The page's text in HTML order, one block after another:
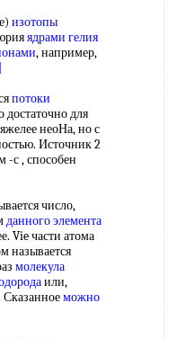
изотопы
ядрами гелия
, например,
потоки
для
неоНа, но с
Источник 2
-с , способен
число,
данного элемента
Vie части атома
называется
молекула
или,
Сказанноеможно